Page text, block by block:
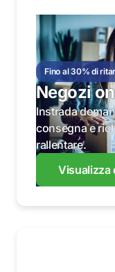
Fino al 30% di
Negozi
Instrada
consegna e
rallentare.
Visualizza